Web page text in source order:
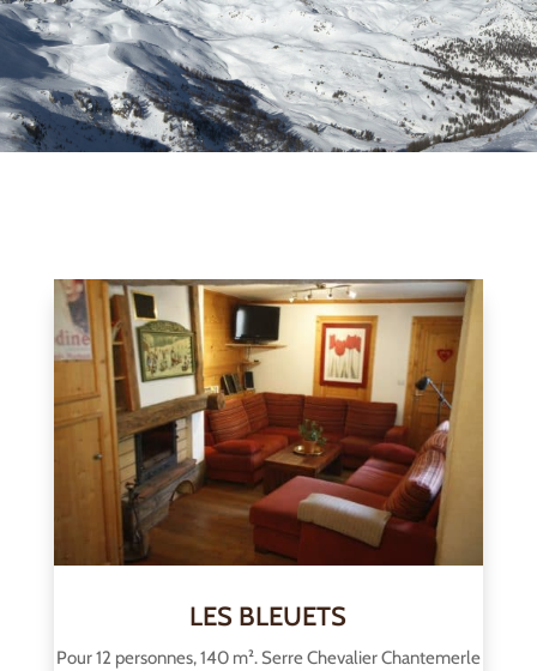
LES BLEUETS
Pour 12 personnes, 140 m². Serre Chevalier Chantemerle